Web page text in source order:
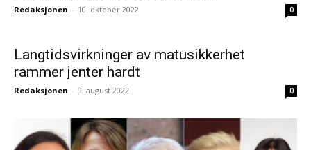
Redaksjonen - 10. oktober 2022 0
Langtidsvirkninger av matusikkerhet
rammer jenter hardt
Redaksjonen - 9. august 2022 0